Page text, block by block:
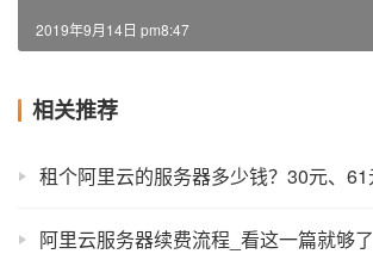
2019年9月14日 pm8:47
相关推荐
阿里云服务器续费流程_看这一篇就够了